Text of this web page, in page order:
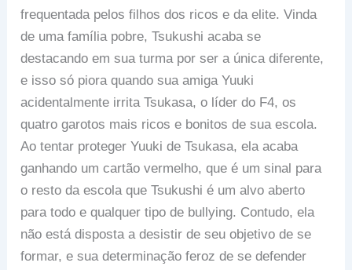
frequentada pelos filhos dos ricos e da elite. Vinda
de uma família pobre, Tsukushi acaba se
destacando em sua turma por ser a única diferente,
e isso só piora quando sua amiga Yuuki
acidentalmente irrita Tsukasa, o líder do F4, os
quatro garotos mais ricos e bonitos de sua escola.
Ao tentar proteger Yuuki de Tsukasa, ela acaba
ganhando um cartão vermelho, que é um sinal para
o resto da escola que Tsukushi é um alvo aberto
para todo e qualquer tipo de bullying. Contudo, ela
não está disposta a desistir de seu objetivo de se
formar, e sua determinação feroz de se defender